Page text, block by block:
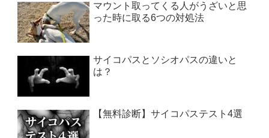
マウント取ってくる人がうざいと思
った時に取る6つの対処法
サイコパスとソシオパスの違いと
は？
【無料診断】サイコパステスト4選